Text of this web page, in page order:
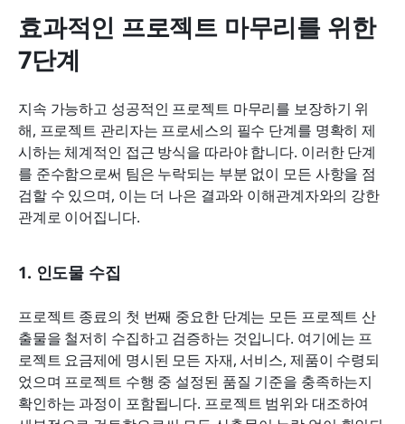
효과적인 프로젝트 마무리를 위한
7단계
지속 가능하고 성공적인 프로젝트 마무리를 보장하기 위
해, 프로젝트 관리자는 프로세스의 필수 단계를 명확히 제
시하는 체계적인 접근 방식을 따라야 합니다. 이러한 단계
를 준수함으로써 팀은 누락되는 부분 없이 모든 사항을 점
검할 수 있으며, 이는 더 나은 결과와 이해관계자와의 강한
관계로 이어집니다.
1. 인도물 수집
프로젝트 종료의 첫 번째 중요한 단계는 모든 프로젝트 산
출물을 철저히 수집하고 검증하는 것입니다. 여기에는 프
로젝트 요금제에 명시된 모든 자재, 서비스, 제품이 수령되
었으며 프로젝트 수행 중 설정된 품질 기준을 충족하는지
확인하는 과정이 포함됩니다. 프로젝트 범위와 대조하여